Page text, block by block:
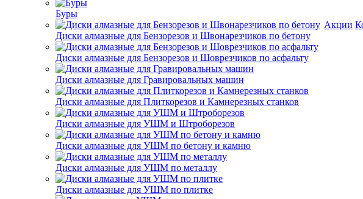
Буры
Диски алмазные для Бензорезов и Швонарезчиков по бетону
Диски алмазные для Бензорезов и Шоврезчиков по асфальту
Диски алмазные для Гравировальных машин
Диски алмазные для Плиткорезов и Камнерезных станков
Диски алмазные для УШМ и Штроборезов
Диски алмазные для УШМ по бетону и камню
Диски алмазные для УШМ по металлу
Диски алмазные для УШМ по плитке
Акции